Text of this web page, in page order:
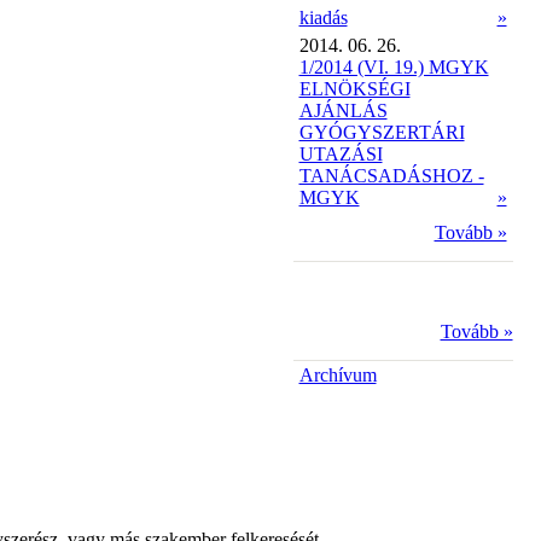
kiadás
»
2014. 06. 26.
1/2014 (VI. 19.) MGYK
ELNÖKSÉGI
AJÁNLÁS
GYÓGYSZERTÁRI
UTAZÁSI
TANÁCSADÁSHOZ -
MGYK
»
Tovább »
Tovább »
Archívum